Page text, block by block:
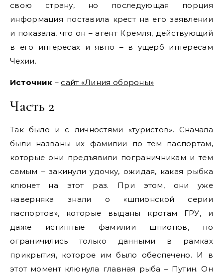
свою страну, но последующая порция
информация поставила крест на его заявлении
и показала, что он – агент Кремля, действующий
в его интересах и явно – в ущерб интересам
Чехии.
Источник – сайт «Линия обороны»
Часть 2
Так было и с личностями «туристов». Сначала
были названы их фамилии по тем паспортам,
которые они предъявили пограничникам и тем
самым – закинули удочку, ожидая, какая рыбка
клюнет на этот раз. При этом, они уже
наверняка знали о «шпионской серии
паспортов», которые выданы кротам ГРУ, и
даже истинные фамилии шпионов, но
ограничились только данными в рамках
прикрытия, которое им было обеспечено. И в
этот момент клюнула главная рыба – Путин. Он